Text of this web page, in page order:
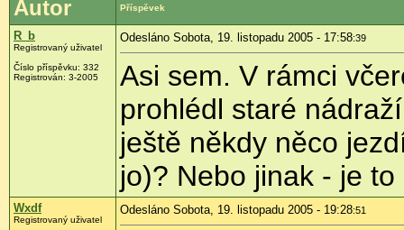
Autor Příspěvek
R_b
Registrovaný uživatel
Číslo příspěvku: 332
Registrován: 3-2005
Odesláno Sobota, 19. listopadu 2005 - 17:58:39
Asi sem. V rámci
prohlédl staré
ještě někdy něco
jo)? Nebo jinak - je
Wxdf
Registrovaný uživatel
Odesláno Sobota, 19. listopadu 2005 - 19:28:51